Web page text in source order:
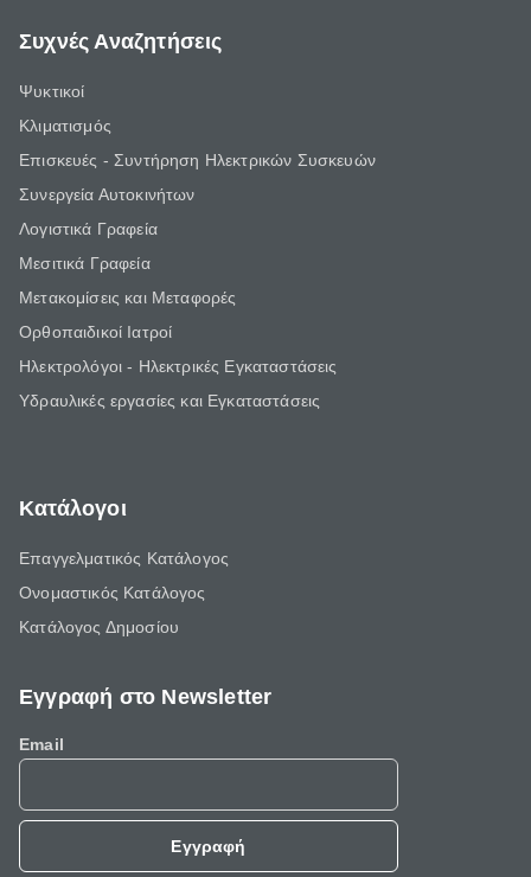
Συχνές Αναζητήσεις
Ψυκτικοί
Κλιματισμός
Επισκευές - Συντήρηση Ηλεκτρικών Συσκευών
Συνεργεία Αυτοκινήτων
Λογιστικά Γραφεία
Μεσιτικά Γραφεία
Μετακομίσεις και Μεταφορές
Ορθοπαιδικοί Ιατροί
Ηλεκτρολόγοι - Ηλεκτρικές Εγκαταστάσεις
Υδραυλικές εργασίες και Εγκαταστάσεις
Κατάλογοι
Επαγγελματικός Κατάλογος
Ονομαστικός Κατάλογος
Κατάλογος Δημοσίου
Εγγραφή στο Newsletter
Email
Εγγραφή